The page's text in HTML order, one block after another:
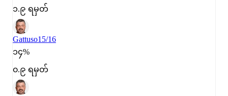
၁.၉ ရမှတ်
Gattuso15/16
၁၄%
၀.၉ ရမှတ်